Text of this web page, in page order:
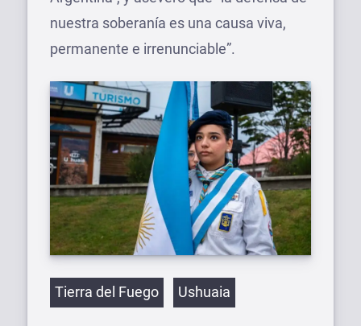
nuestra soberanía es una causa viva,
permanente e irrenunciable”.
Etiquetas
Tierra del Fuego Ushuaia